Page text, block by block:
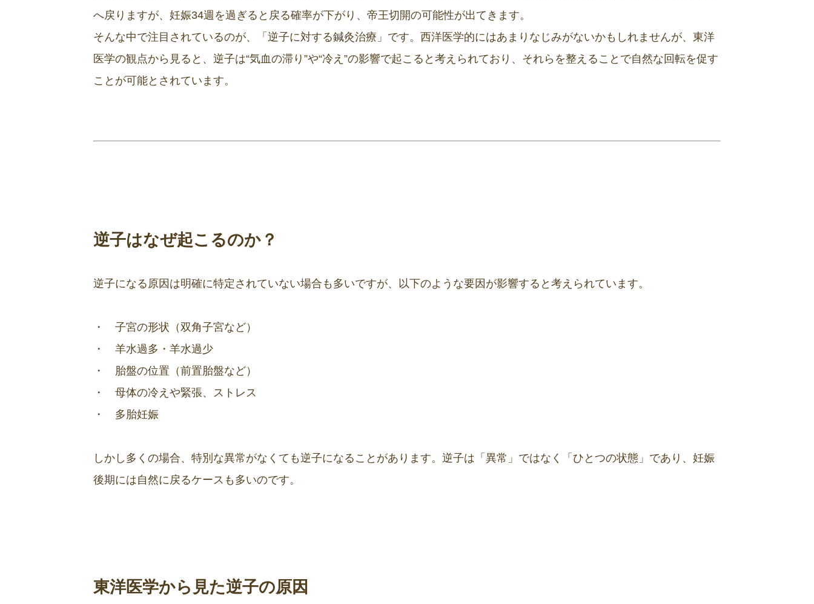
へ戻りますが、妊娠34週を過ぎると戻る確率が下がり、帝王切開の可能性が出てきます。
そんな中で注目されているのが、「逆子に対する鍼灸治療」です。西洋医学的にはあまりなじみがないかもしれませんが、東洋
医学の観点から見ると、逆子は“気血の滞り”や“冷え”の影響で起こると考えられており、それらを整えることで自然な回転を促す
ことが可能とされています。
逆子はなぜ起こるのか？
逆子になる原因は明確に特定されていない場合も多いですが、以下のような要因が影響すると考えられています。
・ 子宮の形状（双角子宮など）
・ 羊水過多・羊水過少
・ 胎盤の位置（前置胎盤など）
・ 母体の冷えや緊張、ストレス
・ 多胎妊娠
しかし多くの場合、特別な異常がなくても逆子になることがあります。逆子は「異常」ではなく「ひとつの状態」であり、妊娠
後期には自然に戻るケースも多いのです。
東洋医学から見た逆子の原因